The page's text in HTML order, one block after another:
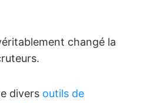
changé la
divers outils de